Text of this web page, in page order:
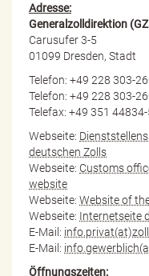
Adresse:
Generalzolldirektion
Carusufer 3-5
01099 Dresden, Stadt
Telefon: +49 228 303-
Telefon: +49 228 303-
Telefax: +49 351
Webseite:
deutschen Zolls
Webseite: Customs
website
Webseite: Website of
Webseite: Internetseite
E-Mail:
E-Mail:
Öffnungszeiten: